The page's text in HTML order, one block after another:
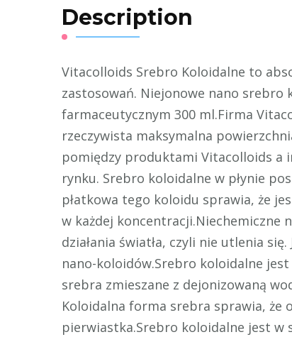
Description
Vitacolloids Srebro Koloidalne to
zastosowań. Niejonowe nano srebro
farmaceutycznym 300 ml.Firma
rzeczywista maksymalna
pomiędzy produktami Vitacolloids a
rynku. Srebro koloidalne w płynie
płatkowa tego koloidu sprawia, że
w każdej koncentracji.Niechemiczne
działania światła, czyli nie utlenia
nano-koloidów.Srebro koloidalne
srebra zmieszane z dejonizowaną
Koloidalna forma srebra sprawia,
pierwiastka.Srebro koloidalne jest w